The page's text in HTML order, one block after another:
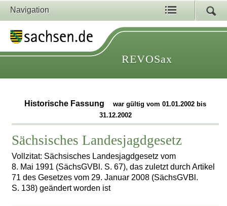
Navigation
REVOSax
Historische Fassung
war gültig vom 01.01.2002 bis
31.12.2002
Sächsisches Landesjagdgesetz
Vollzitat: Sächsisches Landesjagdgesetz vom
8. Mai 1991 (SächsGVBl. S. 67), das zuletzt durch Artikel
71 des Gesetzes vom 29. Januar 2008 (SächsGVBl.
S. 138) geändert worden ist